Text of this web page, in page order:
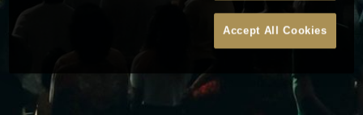
Accept All Cookies